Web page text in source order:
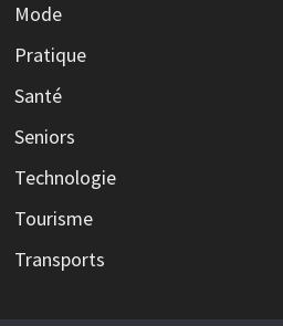
Mode
Pratique
Santé
Seniors
Technologie
Tourisme
Transports